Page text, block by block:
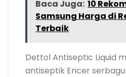
Baca Juga: 10
Samsung Harga di
Terbaik
Dettol Antiseptic Liquid
antiseptik Encer